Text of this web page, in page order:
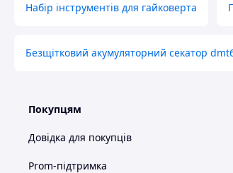
Набір інструментів для гайковерта
Безщітковий акумуляторний секатор
Покупцям
Довідка для покупців
Prom-підтримка